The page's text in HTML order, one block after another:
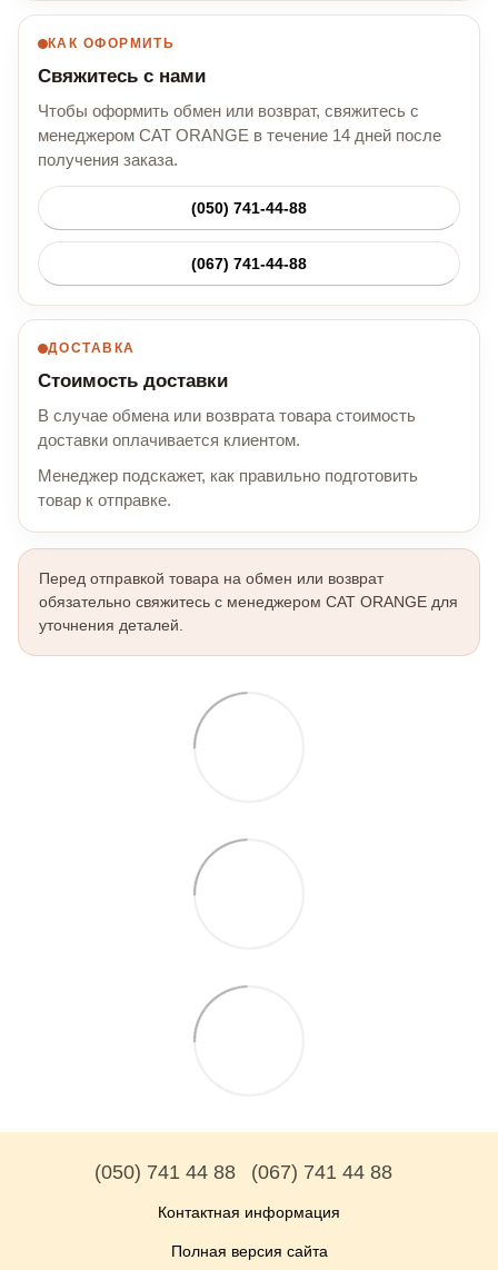
КАК ОФОРМИТЬ
Свяжитесь с нами
Чтобы оформить обмен или возврат, свяжитесь с
менеджером CAT ORANGE в течение 14 дней после
получения заказа.
(050) 741-44-88
(067) 741-44-88
ДОСТАВКА
Стоимость доставки
В случае обмена или возврата товара стоимость
доставки оплачивается клиентом.
Менеджер подскажет, как правильно подготовить
товар к отправке.
Перед отправкой товара на обмен или возврат
обязательно свяжитесь с менеджером CAT ORANGE для
уточнения деталей.
(050) 741 44 88 (067) 741 44 88
Контактная информация
Полная версия сайта